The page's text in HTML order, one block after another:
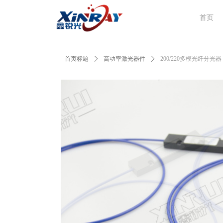
首页
首页标题 ꄲ 高功率激光器件 ꄲ 200/220多模光纤分光